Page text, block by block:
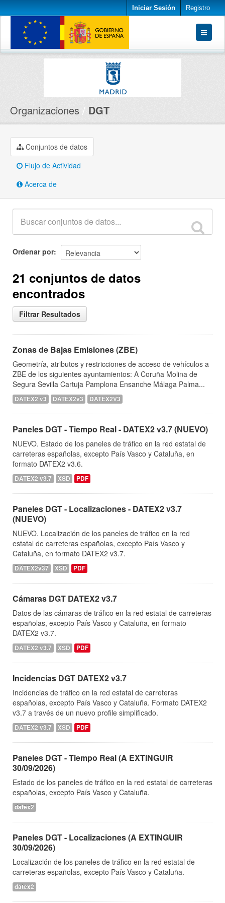
Iniciar Sesión Registro
Conjuntos de datos
Organizaciones DGT
Conjuntos de datos
Flujo de Actividad
Acerca de
Ordenar por
21 conjuntos de datos
encontrados
Filtrar Resultados
Zonas de Bajas Emisiones (ZBE)
Geometría, atributos y restricciones de acceso de vehículos a
ZBE de los siguientes ayuntamientos: A Coruña Molina de
Segura Sevilla Cartuja Pamplona Ensanche Málaga Palma...
DATEX2 v3 DATEX2v3 DATEX2V3
Paneles DGT - Tiempo Real - DATEX2 v3.7 (NUEVO)
NUEVO. Estado de los paneles de tráfico en la red estatal de
carreteras españolas, excepto País Vasco y Cataluña, en
formato DATEX2 v3.6.
DATEX2 v3.7 XSD PDF
Paneles DGT - Localizaciones - DATEX2 v3.7
(NUEVO)
NUEVO. Localización de los paneles de tráfico en la red
estatal de carreteras españolas, excepto País Vasco y
Cataluña, en formato DATEX2 v3.7.
DATEX2v37 XSD PDF
Cámaras DGT DATEX2 v3.7
Datos de las cámaras de tráfico en la red estatal de carreteras
españolas, excepto País Vasco y Cataluña, en formato
DATEX2 v3.7.
DATEX2 v3.7 XSD PDF
Incidencias DGT DATEX2 v3.7
Incidencias de tráfico en la red estatal de carreteras
españolas, excepto País Vasco y Cataluña. Formato DATEX2
v3.7 a través de un nuevo profile simplificado.
DATEX2 v3.7 XSD PDF
Paneles DGT - Tiempo Real (A EXTINGUIR
30/09/2026)
Estado de los paneles de tráfico en la red estatal de carreteras
españolas, excepto País Vasco y Cataluña.
datex2
Paneles DGT - Localizaciones (A EXTINGUIR
30/09/2026)
Localización de los paneles de tráfico en la red estatal de
carreteras españolas, excepto País Vasco y Cataluña.
datex2